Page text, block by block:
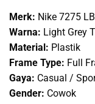
Merk: Nike 7275
Warna: Light Grey
Material: Plastik
Frame Type: Full
Gaya: Casual /
Gender: Cowok